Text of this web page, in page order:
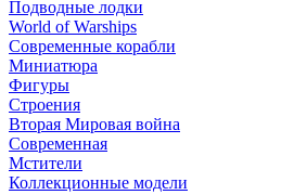
Подводные лодки
World of Warships
Современные корабли
Миниатюра
Фигуры
Строения
Вторая Мировая война
Современная
Мстители
Коллекционные модели